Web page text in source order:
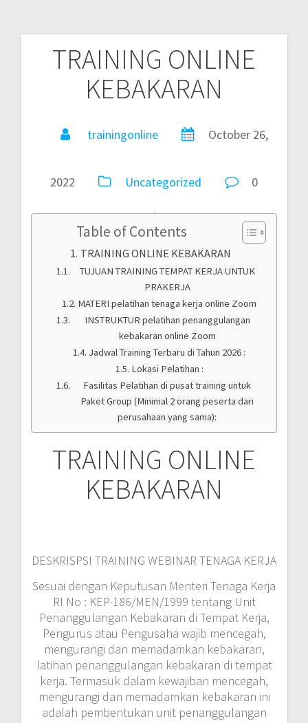
TRAINING ONLINE
KEBAKARAN
trainingonline October 26,
2022 Uncategorized 0
Table of Contents
TRAINING ONLINE KEBAKARAN
TUJUAN TRAINING TEMPAT KERJA UNTUK
PRAKERJA
MATERI pelatihan tenaga kerja online Zoom
INSTRUKTUR pelatihan penanggulangan
kebakaran online Zoom
Jadwal Training Terbaru di Tahun 2026 :
Lokasi Pelatihan :
Fasilitas Pelatihan di pusat training untuk
Paket Group (Minimal 2 orang peserta dari
perusahaan yang sama):
TRAINING ONLINE
KEBAKARAN
DESKRISPSI TRAINING WEBINAR TENAGA KERJA
Sesuai dengan Keputusan Menteri Tenaga Kerja
RI No : KEP-186/MEN/1999 tentang Unit
Penanggulangan Kebakaran di Tempat Kerja,
Pengurus atau Pengusaha wajib mencegah,
mengurangi dan memadamkan kebakaran,
latihan penanggulangan kebakaran di tempat
kerja. Termasuk dalam kewajiban mencegah,
mengurangi dan memadamkan kebakaran ini
adalah pembentukan unit penanggulangan